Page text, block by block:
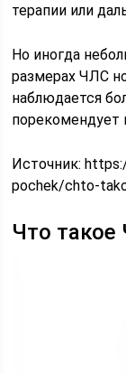
терапии или
Но иногда
размерах ЧЛС
наблюдается
порекомендует
Источник:
pochek/chto-
Что